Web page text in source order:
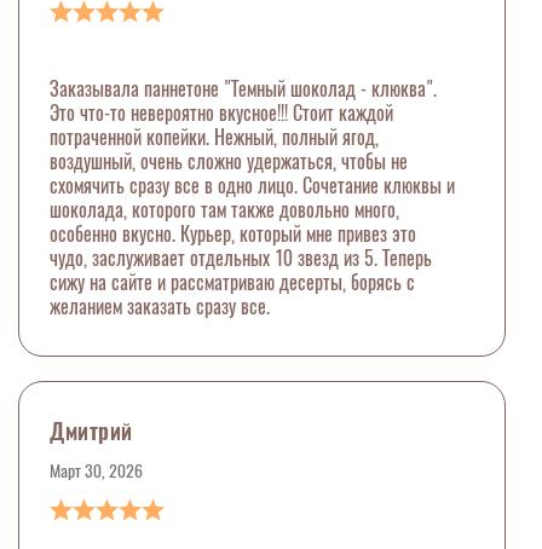
Заказывала паннетоне "Темный шоколад - клюква".
Это что-то невероятно вкусное!!! Стоит каждой
потраченной копейки. Нежный, полный ягод,
воздушный, очень сложно удержаться, чтобы не
схомячить сразу все в одно лицо. Сочетание клюквы и
шоколада, которого там также довольно много,
особенно вкусно. Курьер, который мне привез это
чудо, заслуживает отдельных 10 звезд из 5. Теперь
сижу на сайте и рассматриваю десерты, борясь с
желанием заказать сразу все.
Дмитрий
Март 30, 2026